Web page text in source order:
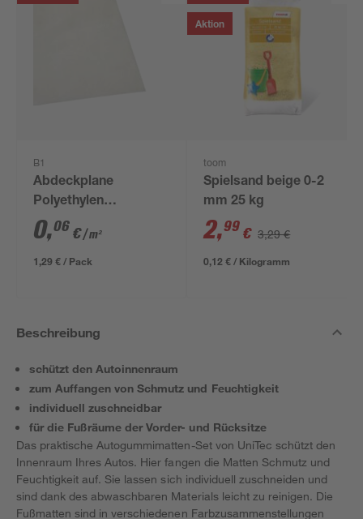
B1
Abdeckplane
Polyethylen
transparent 4 x 5 m
0,06 €/ m²
1,29 € / Pack
Aktion
toom
Spielsand beige 0-2
mm 25 kg
2,99 € 3,29 €
0,12 € / Kilogramm
Beschreibung
schützt den Autoinnenraum
zum Auffangen von Schmutz und Feuchtigkeit
individuell zuschneidbar
für die Fußräume der Vorder- und Rücksitze
Das praktische Autogummimatten-Set von UniTec schützt den
Innenraum Ihres Autos. Hier fangen die Matten Schmutz und
Feuchtigkeit auf. Sie lassen sich individuell zuschneiden und
sind dank des abwaschbaren Materials leicht zu reinigen. Die
Fußmatten sind in verschiedenen Farbzusammenstellungen